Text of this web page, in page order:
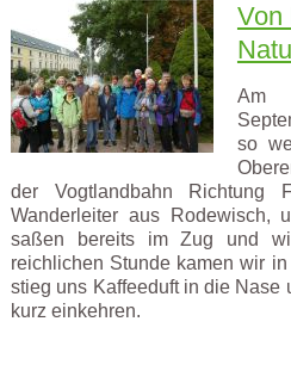
Von
Am
so
der Vogtlandbahn Richtung
Wanderleiter aus Rodewisch,
saßen bereits im Zug und
reichlichen Stunde kamen wir
stieg uns Kaffeeduft in die Nase
kurz einkehren.